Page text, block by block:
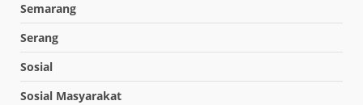
Semarang
Serang
Sosial
Sosial Masyarakat